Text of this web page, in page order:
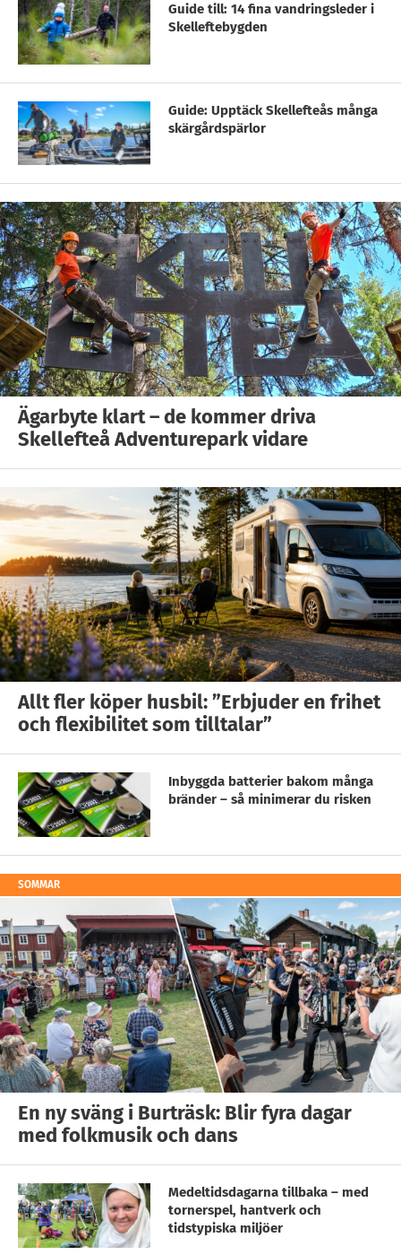
Guide till: 14 fina vandringsleder i
Skelleftebygden
Guide: Upptäck Skellefteås många
skärgårdspärlor
Ägarbyte klart – de kommer driva
Skellefteå Adventurepark vidare
Allt fler köper husbil: ”Erbjuder en frihet
och flexibilitet som tilltalar”
Inbyggda batterier bakom många
bränder – så minimerar du risken
SOMMAR
En ny sväng i Burträsk: Blir fyra dagar
med folkmusik och dans
Medeltidsdagarna tillbaka – med
tornerspel, hantverk och
tidstypiska miljöer